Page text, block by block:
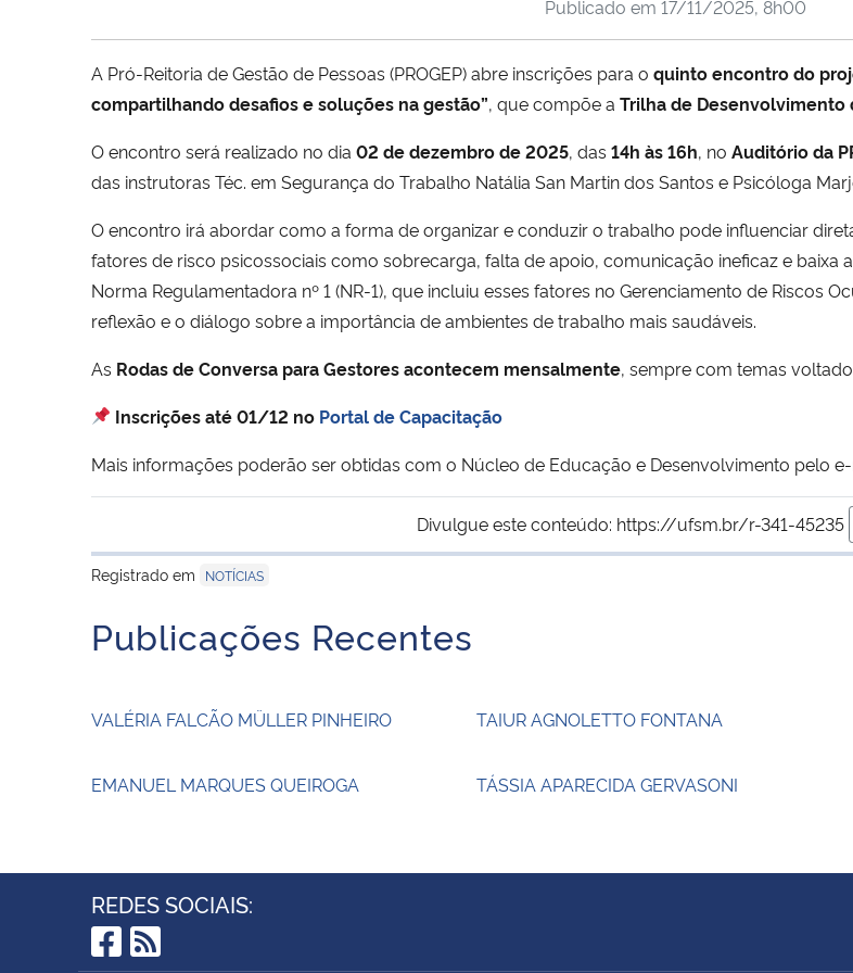
Publicado em 17/11/2025, 8h00
A Pró-Reitoria de Gestão de Pessoas (PROGEP) abre inscrições para o quinto encontro do
compartilhando desafios e soluções na gestão”, que compõe a Trilha de Desenvolvimento
O encontro será realizado no dia 02 de dezembro de 2025, das 14h às 16h, no Auditório da
das instrutoras Téc. em Segurança do Trabalho Natália San Martin dos Santos e Psicóloga
O encontro irá abordar como a forma de organizar e conduzir o trabalho pode influenciar
fatores de risco psicossociais como sobrecarga, falta de apoio, comunicação ineficaz e baixa
Norma Regulamentadora nº 1 (NR-1), que incluiu esses fatores no Gerenciamento de Riscos
reflexão e o diálogo sobre a importância de ambientes de trabalho mais saudáveis.
As Rodas de Conversa para Gestores acontecem mensalmente, sempre com temas
Inscrições até 01/12 no Portal de Capacitação
Mais informações poderão ser obtidas com o Núcleo de Educação e Desenvolvimento pelo
Divulgue este conteúdo: https://ufsm.br/r-341-45235
Registrado em
NOTÍCIAS
Publicações Recentes
VALÉRIA FALCÃO MÜLLER PINHEIRO TAIUR AGNOLETTO FONTANA
EMANUEL MARQUES QUEIROGA TÁSSIA APARECIDA GERVASONI
REDES SOCIAIS: